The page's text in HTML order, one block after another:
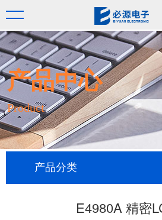
产品中心
Product
产品分类
E4980A 精密